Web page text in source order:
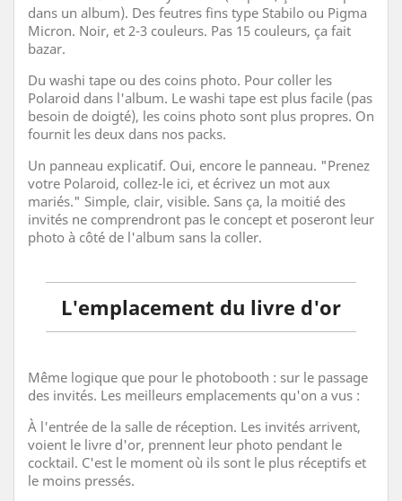
dans un album). Des feutres fins type Stabilo ou Pigma
Micron. Noir, et 2-3 couleurs. Pas 15 couleurs, ça fait
bazar.
Du washi tape ou des coins photo. Pour coller les
Polaroid dans l'album. Le washi tape est plus facile (pas
besoin de doigté), les coins photo sont plus propres. On
fournit les deux dans nos packs.
Un panneau explicatif. Oui, encore le panneau. "Prenez
votre Polaroid, collez-le ici, et écrivez un mot aux
mariés." Simple, clair, visible. Sans ça, la moitié des
invités ne comprendront pas le concept et poseront leur
photo à côté de l'album sans la coller.
L'emplacement du livre d'or
Même logique que pour le photobooth : sur le passage
des invités. Les meilleurs emplacements qu'on a vus :
À l'entrée de la salle de réception. Les invités arrivent,
voient le livre d'or, prennent leur photo pendant le
cocktail. C'est le moment où ils sont le plus réceptifs et
le moins pressés.